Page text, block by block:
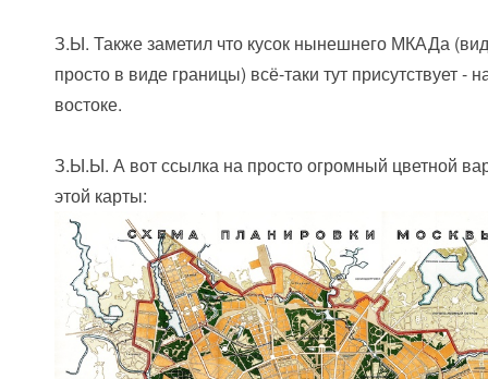
З.Ы. Также заметил что кусок нынешнего МКАДа
просто в виде границы) всё-таки тут присутствует -
востоке.
З.Ы.Ы. А вот ссылка на просто огромный цветной
этой карты: